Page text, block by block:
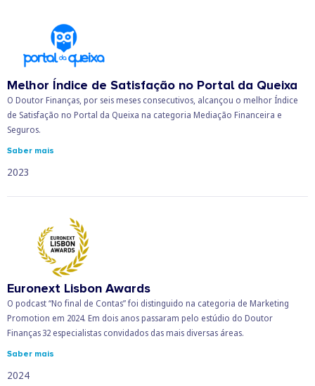
Melhor Índice de Satisfação no Portal da Queixa
O Doutor Finanças, por seis meses consecutivos, alcançou o melhor Índice
de Satisfação no Portal da Queixa na categoria Mediação Financeira e
Seguros.
Saber mais
2023
Euronext Lisbon Awards
O podcast “No final de Contas” foi distinguido na categoria de Marketing
Promotion em 2024. Em dois anos passaram pelo estúdio do Doutor
Finanças 32 especialistas convidados das mais diversas áreas.
Saber mais
2024